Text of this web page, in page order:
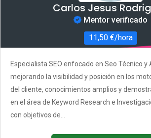
Carlos Jesus
Mentor verificado
11,50 €/hora
Especialista SEO enfocado en Seo Técnico y
mejorando la visibilidad y posición en los
del cliente, conocimientos amplios y
en el área de Keyword Research e
con objetivos de...